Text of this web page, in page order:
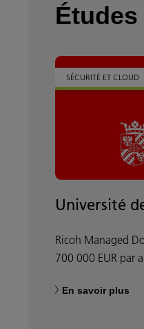
SÉCURITÉ ET CLOUD
Université
Ricoh Managed
700 000 EUR par
En savoir plus